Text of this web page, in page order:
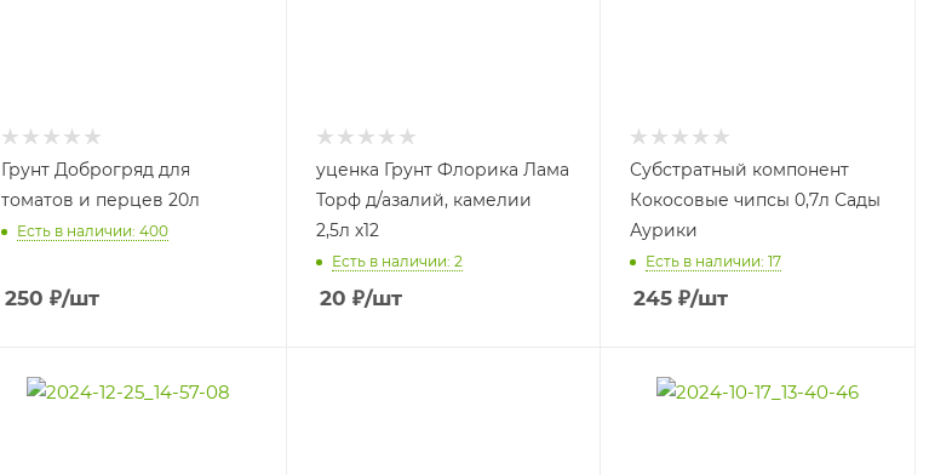
Грунт Доброгряд для
томатов и перцев 20л
Есть в наличии: 400
250 ₽/шт
уценка Грунт Флорика Лама
Торф д/азалий, камелии
2,5л х12
Есть в наличии: 2
20 ₽/шт
Субстратный компонент
Кокосовые чипсы 0,7л Сады
Аурики
Есть в наличии: 17
245 ₽/шт